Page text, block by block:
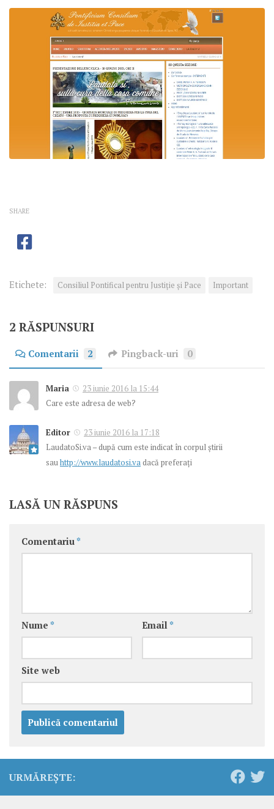
SHARE
Etichete: Consiliul Pontifical pentru Justiţie şi Pace Important
2 RĂSPUNSURI
Comentarii 2 Pingback-uri 0
Maria
23 iunie 2016 la 15:44
Care este adresa de web?
Editor
23 iunie 2016 la 17:18
LaudatoSi.va – după cum este indicat în corpul știrii
sauhttp://www.laudatosi.vadacă preferați
LASĂ UN RĂSPUNS
Comentariu *
Nume * Email *
Site web
URMĂREȘTE: